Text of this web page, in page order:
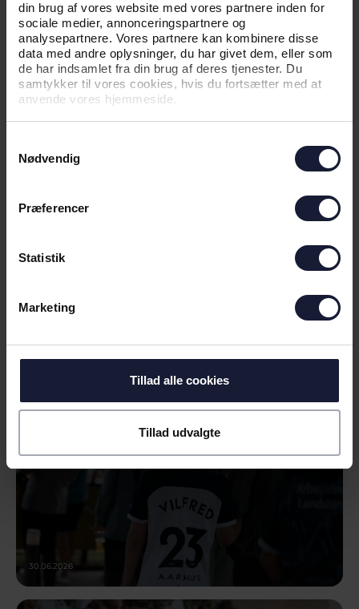
din brug af vores website med vores partnere inden for
sociale medier, annonceringspartnere og
analysepartnere. Vores partnere kan kombinere disse
data med andre oplysninger, du har givet dem, eller som
de har indsamlet fra din brug af deres tjenester. Du
samtykker til vores cookies, hvis du fortsætter med at
anvende vores hjemmeside.
Nødvendig
Præferencer
Statistik
Marketing
Tillad alle cookies
Tillad udvalgte
VÆR MED NÅR VI LANCERER
UDEBANETRØJEN 26/27
NYHED
SØNDAG
30.06.2026